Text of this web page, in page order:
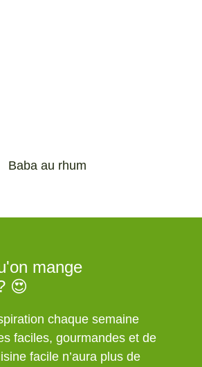
Baba au rhum
mange
😍
chaque semaine
faciles, gourmandes et de
facile n’aura plus de